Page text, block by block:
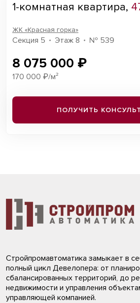
1-комнатная квартира,
ЖК «Красная горка»
Секция 5 Этаж 8 № 539
8 075 000 ₽
170 000 ₽/м²
ПОЛУЧИТЬ
Стройпромавтоматика замыкает в
полный цикл Девелопера: от
сбалансированных территорий, до
недвижимости и управления
управляющей компанией.